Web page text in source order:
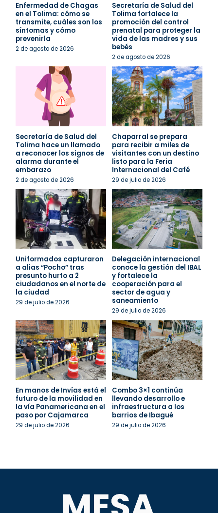
Enfermedad de Chagas
en el Tolima: cómo se
transmite, cuáles son los
síntomas y cómo
prevenirla
2 de agosto de 2026
Secretaría de Salud del
Tolima fortalece la
promoción del control
prenatal para proteger la
vida de las madres y sus
bebés
2 de agosto de 2026
Secretaría de Salud del
Tolima hace un llamado
a reconocer los signos de
alarma durante el
embarazo
2 de agosto de 2026
Chaparral se prepara
para recibir a miles de
visitantes con un destino
listo para la Feria
Internacional del Café
29 de julio de 2026
Uniformados capturaron
a alias “Pocho” tras
presunto hurto a 2
ciudadanos en el norte de
la ciudad
29 de julio de 2026
Delegación internacional
conoce la gestión del IBAL
y fortalece la
cooperación para el
sector de agua y
saneamiento
29 de julio de 2026
En manos de Invías está el
futuro de la movilidad en
la vía Panamericana en el
paso por Cajamarca
29 de julio de 2026
Combo 3×1 continúa
llevando desarrollo e
infraestructura a los
barrios de Ibagué
29 de julio de 2026